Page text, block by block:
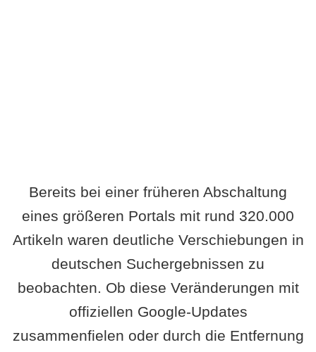
Bereits bei einer früheren Abschaltung
eines größeren Portals mit rund 320.000
Artikeln waren deutliche Verschiebungen in
deutschen Suchergebnissen zu
beobachten. Ob diese Veränderungen mit
offiziellen Google-Updates
zusammenfielen oder durch die Entfernung